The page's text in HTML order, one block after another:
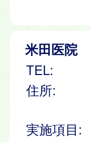
米田医院
TEL:
住所:
実施項目: